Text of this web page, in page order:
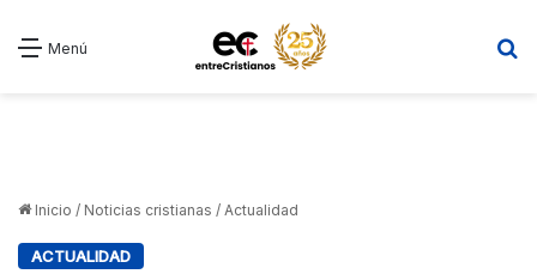
Menú
Inicio / Noticias cristianas / Actualidad
ACTUALIDAD